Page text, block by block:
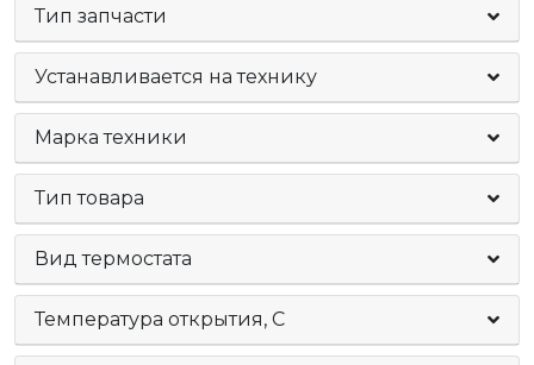
Тип запчасти
Устанавливается на технику
Марка техники
Тип товара
Вид термостата
Температура открытия, С